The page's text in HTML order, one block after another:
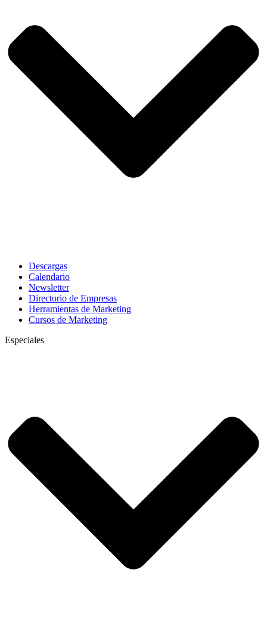
Descargas
Calendario
Newsletter
Directorio de Empresas
Herramientas de Marketing
Cursos de Marketing
Especiales